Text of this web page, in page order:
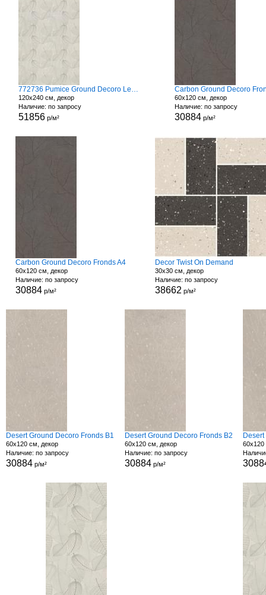
772736 Pumice Ground Decoro Leaves
120x240 см, декор
Наличие: по запросу
51856р/м²
Carbon Ground Decoro
60x120 см, декор
Наличие: по запросу
30884 р/м²
Carbon Ground Decoro Fronds A4
60x120 см, декор
Наличие: по запросу
30884 р/м²
Decor Twist On Demand
30x30 см, декор
Наличие: по запросу
38662 р/м²
Desert Ground Decoro Fronds B1
60x120 см, декор
Наличие: по запросу
30884 р/м²
Desert Ground Decoro Fronds B2
60x120 см, декор
Наличие: по запросу
30884р/м²
60x120